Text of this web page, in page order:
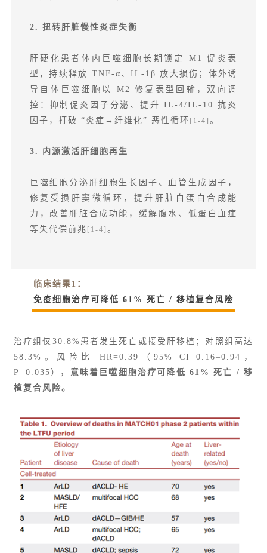
2. 扭转肝脏慢性炎症失衡
肝硬化患者体内巨噬细胞长期锁定 M1 促炎表
型，持续释放 TNF-α、IL-1β 放大损伤；体外诱
导自体巨噬细胞以 M2 修复表型回输，双向调
控：抑制促炎因子分泌、提升 IL-4/IL-10 抗炎
因子，打破 “炎症→纤维化” 恶性循环 [1-4] 。
3. 内源激活肝细胞再生
巨噬细胞分泌肝细胞生长因子、血管生成因子，
修复受损肝窦微循环，提升肝脏白蛋白合成能
力，改善肝脏合成功能，缓解腹水、低蛋白血症
等失代偿前兆 [1-4] 。
临床结果1：
免疫细胞治疗可降低 61% 死亡 / 移植复合风险
治疗组仅30.8%患者发生死亡或接受肝移植；对照组高达
58.3%。风险比 HR=0.39（95% CI 0.16–0.94，
P=0.035）， 意味着巨噬细胞治疗可降低 61% 死亡 / 移
植复合风险。